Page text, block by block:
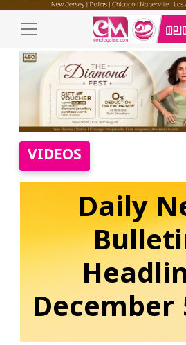
VIDEOS
Daily
December